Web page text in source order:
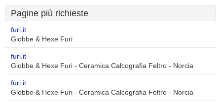
Pagine più richieste
furi.it
Giobbe & Hexe Furi
furi.it
Giobbe & Hexe Furi - Ceramica Calcografia Feltro - Norcia
furi.it
Giobbe & Hexe Furi - Ceramica Calcografia Feltro - Norcia